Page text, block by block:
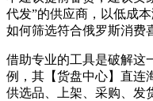
代发”的供应商，以低成
如何筛选符合俄罗斯消费
借助专业的工具是破解这
例，其【货盘中心】直连
供选品、上架、采购、发